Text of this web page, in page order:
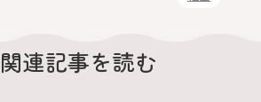
関連記事を読む